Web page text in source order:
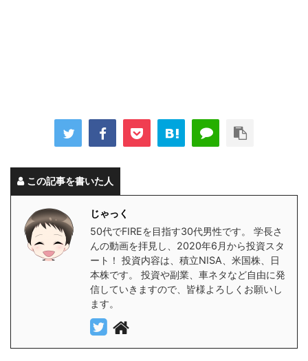
この記事を書いた人
じゃっく
50代でFIREを目指す30代男性です。 学長さ
んの動画を拝見し、2020年6月から投資スタ
ート！ 投資内容は、積立NISA、米国株、日
本株です。 投資や副業、車ネタなど自由に発
信していきますので、皆様よろしくお願いし
ます。